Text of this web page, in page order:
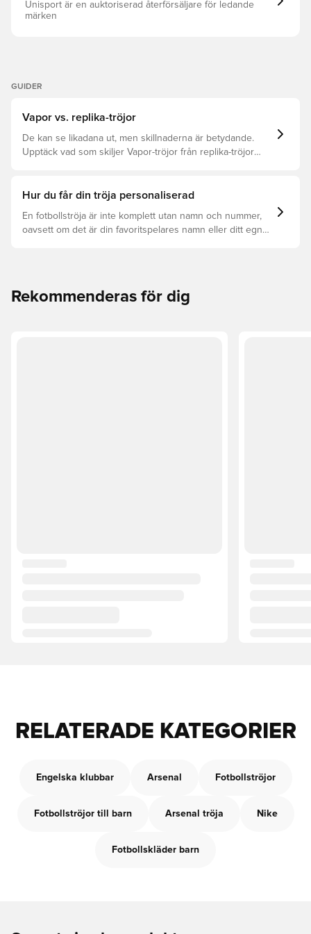
krage och ärmslut
Unisport är en auktoriserad återförsäljare för ledande
märken
GUIDER
Vapor vs. replika-tröjor
De kan se likadana ut, men skillnaderna är betydande.
Upptäck vad som skiljer Vapor-tröjor från replika-tröjor
Hur du får din tröja personaliserad
En fotbollströja är inte komplett utan namn och nummer,
oavsett om det är din favoritspelares namn eller ditt egna.
Rekommenderas för dig
RELATERADE KATEGORIER
Engelska klubbar Arsenal Fotbollströjor
Fotbollströjor till barn Arsenal tröja Nike
Fotbollskläder barn